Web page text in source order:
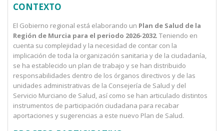
CONTEXTO
El Gobierno regional está elaborando un Plan de Salud de la
Región de Murcia para el periodo 2026-2032. Teniendo en
cuenta su complejidad y la necesidad de contar con la
implicación de toda la organización sanitaria y de la ciudadanía,
se ha establecido un plan de trabajo y se han distribuido
responsabilidades dentro de los órganos directivos y de las
unidades administrativas de la Consejería de Salud y del
Servicio Murciano de Salud, así como se han articulado distintos
instrumentos de participación ciudadana para recabar
aportaciones y sugerencias a este nuevo Plan de Salud.